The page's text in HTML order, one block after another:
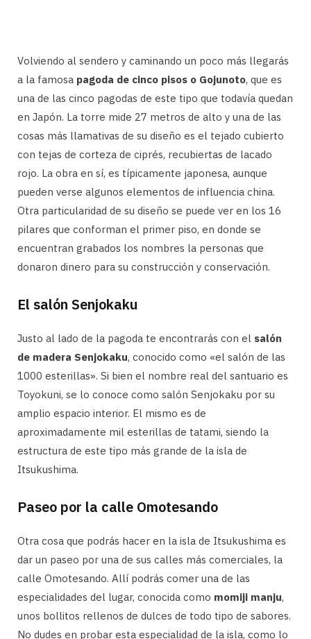
Volviendo al sendero y caminando un poco más llegarás
a la famosa pagoda de cinco pisos o Gojunoto, que es
una de las cinco pagodas de este tipo que todavía quedan
en Japón. La torre mide 27 metros de alto y una de las
cosas más llamativas de su diseño es el tejado cubierto
con tejas de corteza de ciprés, recubiertas de lacado
rojo. La obra en sí, es típicamente japonesa, aunque
pueden verse algunos elementos de influencia china.
Otra particularidad de su diseño se puede ver en los 16
pilares que conforman el primer piso, en donde se
encuentran grabados los nombres la personas que
donaron dinero para su construcción y conservación.
El salón Senjokaku
Justo al lado de la pagoda te encontrarás con el salón
de madera Senjokaku, conocido como «el salón de las
1000 esterillas». Si bien el nombre real del santuario es
Toyokuni, se lo conoce como salón Senjokaku por su
amplio espacio interior. El mismo es de
aproximadamente mil esterillas de tatami, siendo la
estructura de este tipo más grande de la isla de
Itsukushima.
Paseo por la calle Omotesando
Otra cosa que podrás hacer en la isla de Itsukushima es
dar un paseo por una de sus calles más comerciales, la
calle Omotesando. Allí podrás comer una de las
especialidades del lugar, conocida como momiji manju,
unos bollitos rellenos de dulces de todo tipo de sabores.
No dudes en probar esta especialidad de la isla, como lo